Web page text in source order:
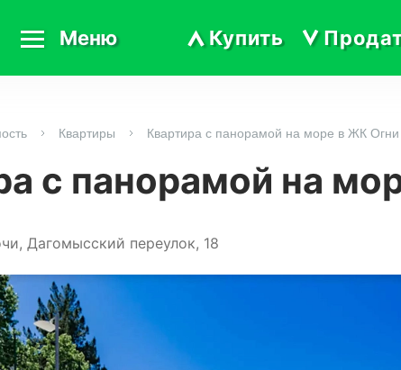
Меню Купить
Квартиры Квартира с панорамой на море в ЖК
с панорамой на
Дагомысский переулок, 18